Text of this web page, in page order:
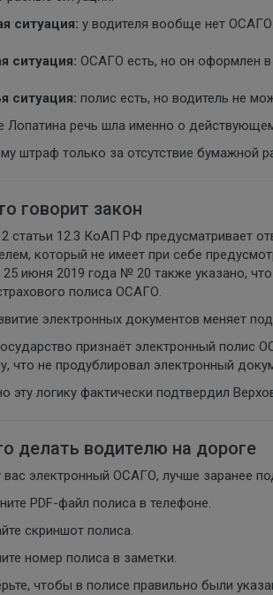
ситуация: у водителя вообще нет ОСАГО.
ситуация: ОСАГО есть, но он оформлен в
ситуация: полис есть, но водитель не
Лопатина речь шла именно о
штраф только за отсутствие бумажной
говорит закон
статьи 12.3 КоАП РФ предусматривает
который не имеет при себе
июня 2019 года № 20 также указано, что
полиса ОСАГО.
электронных документов меняет
признаёт электронный полис
что не продублировал электронный
эту логику фактически подтвердил
делать водителю на дороге
вас электронный ОСАГО, лучше заранее
PDF-файл полиса в телефоне.
скриншот полиса.
номер полиса в заметки.
чтобы в полисе правильно были